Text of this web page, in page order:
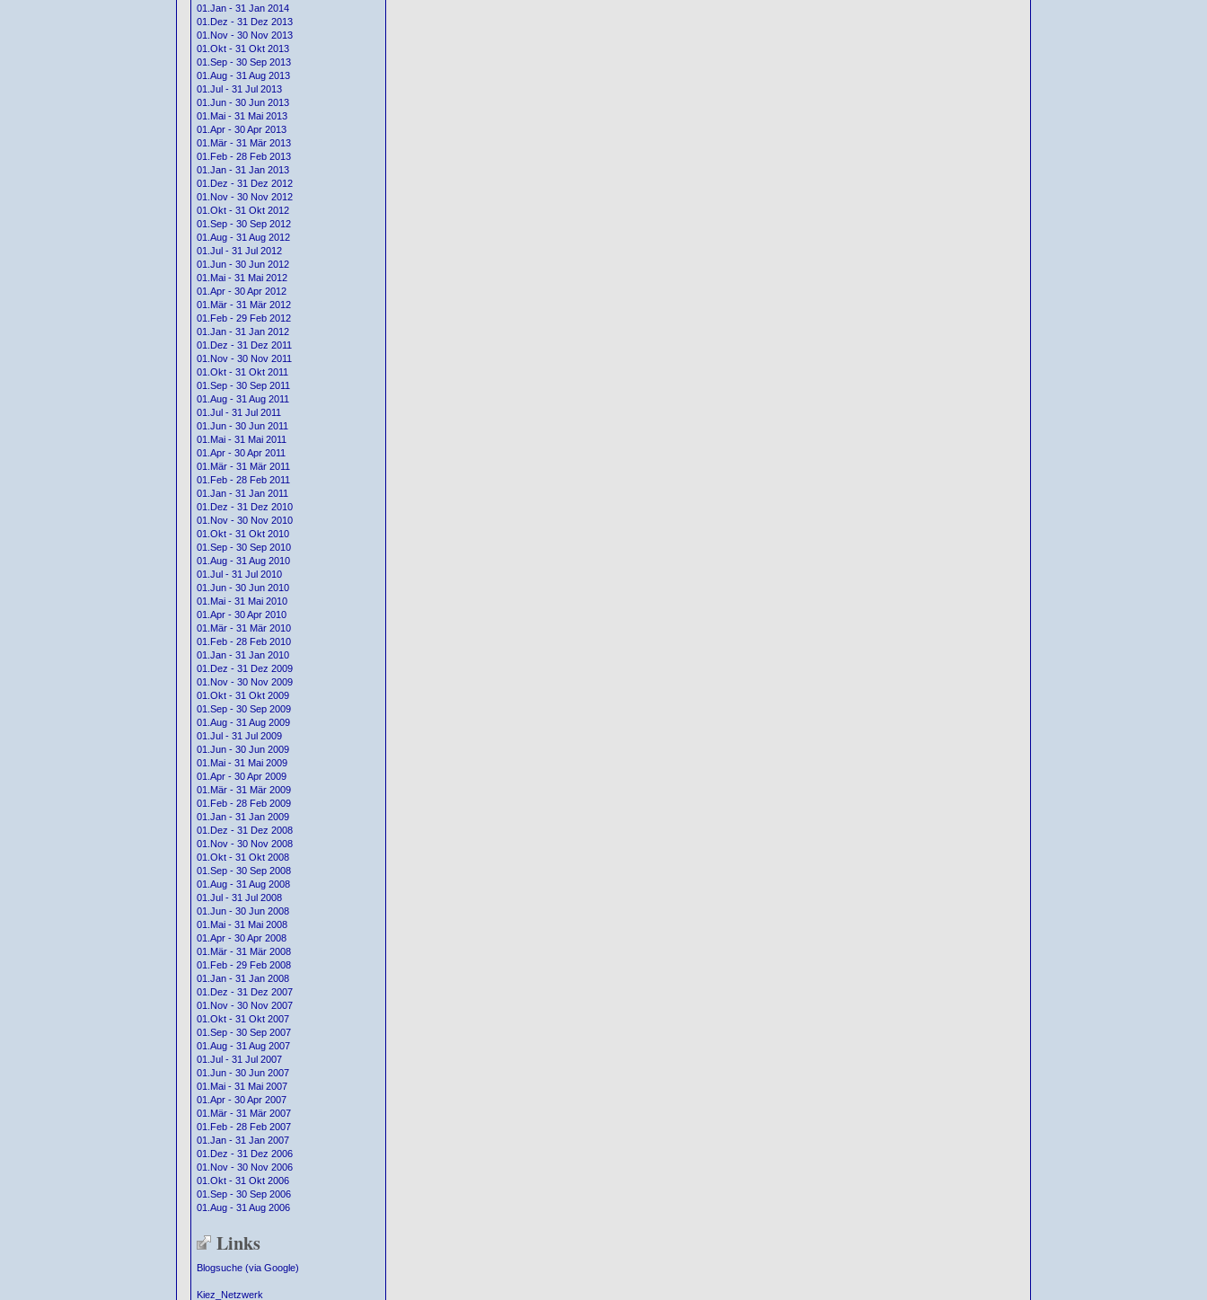
01.Jan - 31 Jan 2014
01.Dez - 31 Dez 2013
01.Nov - 30 Nov 2013
01.Okt - 31 Okt 2013
01.Sep - 30 Sep 2013
01.Aug - 31 Aug 2013
01.Jul - 31 Jul 2013
01.Jun - 30 Jun 2013
01.Mai - 31 Mai 2013
01.Apr - 30 Apr 2013
01.Mär - 31 Mär 2013
01.Feb - 28 Feb 2013
01.Jan - 31 Jan 2013
01.Dez - 31 Dez 2012
01.Nov - 30 Nov 2012
01.Okt - 31 Okt 2012
01.Sep - 30 Sep 2012
01.Aug - 31 Aug 2012
01.Jul - 31 Jul 2012
01.Jun - 30 Jun 2012
01.Mai - 31 Mai 2012
01.Apr - 30 Apr 2012
01.Mär - 31 Mär 2012
01.Feb - 29 Feb 2012
01.Jan - 31 Jan 2012
01.Dez - 31 Dez 2011
01.Nov - 30 Nov 2011
01.Okt - 31 Okt 2011
01.Sep - 30 Sep 2011
01.Aug - 31 Aug 2011
01.Jul - 31 Jul 2011
01.Jun - 30 Jun 2011
01.Mai - 31 Mai 2011
01.Apr - 30 Apr 2011
01.Mär - 31 Mär 2011
01.Feb - 28 Feb 2011
01.Jan - 31 Jan 2011
01.Dez - 31 Dez 2010
01.Nov - 30 Nov 2010
01.Okt - 31 Okt 2010
01.Sep - 30 Sep 2010
01.Aug - 31 Aug 2010
01.Jul - 31 Jul 2010
01.Jun - 30 Jun 2010
01.Mai - 31 Mai 2010
01.Apr - 30 Apr 2010
01.Mär - 31 Mär 2010
01.Feb - 28 Feb 2010
01.Jan - 31 Jan 2010
01.Dez - 31 Dez 2009
01.Nov - 30 Nov 2009
01.Okt - 31 Okt 2009
01.Sep - 30 Sep 2009
01.Aug - 31 Aug 2009
01.Jul - 31 Jul 2009
01.Jun - 30 Jun 2009
01.Mai - 31 Mai 2009
01.Apr - 30 Apr 2009
01.Mär - 31 Mär 2009
01.Feb - 28 Feb 2009
01.Jan - 31 Jan 2009
01.Dez - 31 Dez 2008
01.Nov - 30 Nov 2008
01.Okt - 31 Okt 2008
01.Sep - 30 Sep 2008
01.Aug - 31 Aug 2008
01.Jul - 31 Jul 2008
01.Jun - 30 Jun 2008
01.Mai - 31 Mai 2008
01.Apr - 30 Apr 2008
01.Mär - 31 Mär 2008
01.Feb - 29 Feb 2008
01.Jan - 31 Jan 2008
01.Dez - 31 Dez 2007
01.Nov - 30 Nov 2007
01.Okt - 31 Okt 2007
01.Sep - 30 Sep 2007
01.Aug - 31 Aug 2007
01.Jul - 31 Jul 2007
01.Jun - 30 Jun 2007
01.Mai - 31 Mai 2007
01.Apr - 30 Apr 2007
01.Mär - 31 Mär 2007
01.Feb - 28 Feb 2007
01.Jan - 31 Jan 2007
01.Dez - 31 Dez 2006
01.Nov - 30 Nov 2006
01.Okt - 31 Okt 2006
01.Sep - 30 Sep 2006
01.Aug - 31 Aug 2006
Links
Blogsuche (via Google)
Kiez_Netzwerk